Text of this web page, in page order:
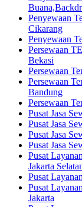
Penyewaan
Cikarang
Penyewaan
Persewaan
Bekasi
Persewaan
Persewaan
Bandung
Persewaan
Pusat Jasa
Pusat Jasa
Pusat Jasa
Pusat Jasa
Pusat
Jakarta
Pusat
Pusat
Jakarta